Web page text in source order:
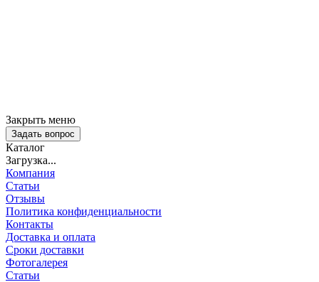
Закрыть меню
Задать вопрос
Каталог
Загрузка...
Компания
Статьи
Отзывы
Политика конфиденциальности
Контакты
Доставка и оплата
Сроки доставки
Фотогалерея
Статьи